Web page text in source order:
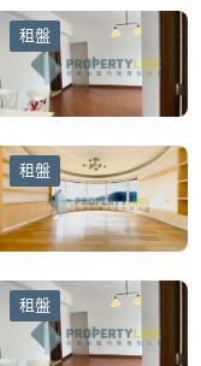
租盤
租盤
租盤